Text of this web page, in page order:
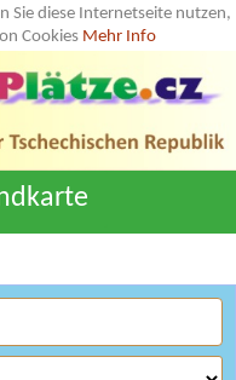
Sie diese Internetseite nutzen,
Cookies Mehr Info